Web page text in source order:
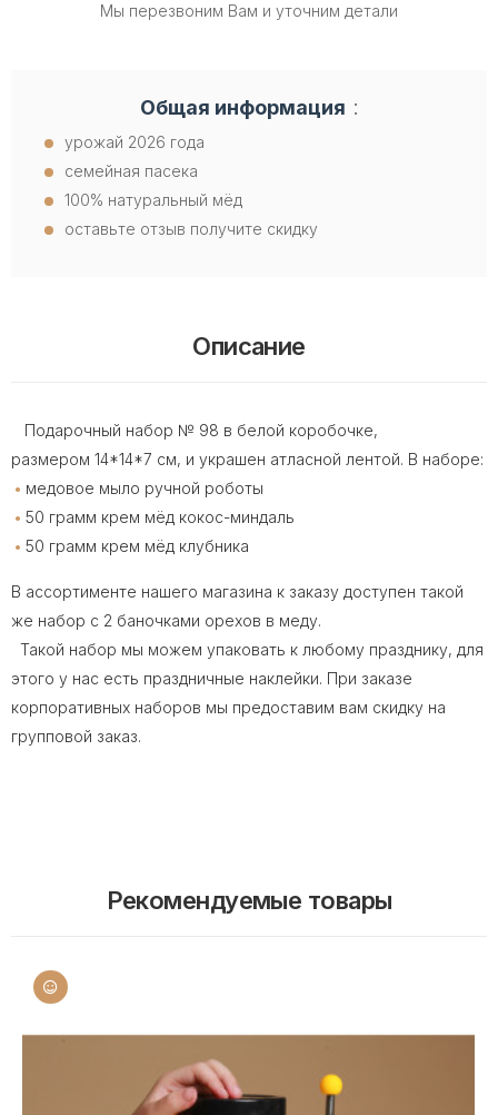
Мы перезвоним Вам и уточним детали
Общая информация :
урожай 2026 года
семейная пасека
100% натуральный мёд
оставьте отзыв получите скидку
Описание
Подарочный набор № 98 в белой коробочке,
размером 14*14*7 см, и украшен атласной лентой. В наборе:
медовое мыло ручной роботы
50 грамм крем мёд кокос-миндаль
50 грамм крем мёд клубника
В ассортименте нашего магазина к заказу доступен такой
же набор с 2 баночками орехов в меду.
Такой набор мы можем упаковать к любому празднику, для
этого у нас есть праздничные наклейки. При заказе
корпоративных наборов мы предоставим вам скидку на
групповой заказ.
Рекомендуемые товары